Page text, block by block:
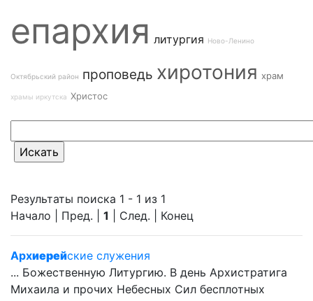
епархия литургия Ново-Ленино
Октябрьский район проповедь хиротония храм
храмы иркутска Христос
Результаты поиска 1 - 1 из 1
Начало | Пред. | 1 | След. | Конец
Архиерейские служения
... Божественную Литургию. В день Архистратига
Михаила и прочих Небесных Сил бесплотных